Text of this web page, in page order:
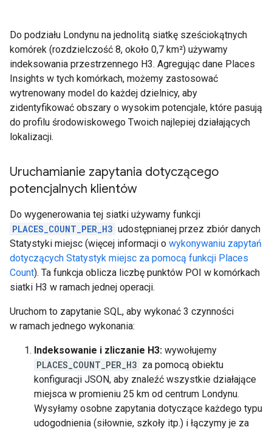
Do podziału Londynu na jednolitą siatkę sześciokątnych
komórek (rozdzielczość 8, około 0,7 km²) używamy
indeksowania przestrzennego H3. Agregując dane Places
Insights w tych komórkach, możemy zastosować
wytrenowany model do każdej dzielnicy, aby
zidentyfikować obszary o wysokim potencjale, które pasują
do profilu środowiskowego Twoich najlepiej działających
lokalizacji.
Uruchamianie zapytania dotyczącego
potencjalnych klientów
Do wygenerowania tej siatki używamy funkcji
PLACES_COUNT_PER_H3 udostępnianej przez zbiór danych
Statystyki miejsc (więcej informacji o wykonywaniu zapytań
dotyczących Statystyk miejsc za pomocą funkcji Places
Count). Ta funkcja oblicza liczbę punktów POI w komórkach
siatki H3 w ramach jednej operacji.
Uruchom to zapytanie SQL, aby wykonać 3 czynności
w ramach jednego wykonania:
Indeksowanie i zliczanie H3: wywołujemy
PLACES_COUNT_PER_H3 za pomocą obiektu
konfiguracji JSON, aby znaleźć wszystkie działające
miejsca w promieniu 25 km od centrum Londynu.
Wysyłamy osobne zapytania dotyczące każdego typu
udogodnienia (siłownie, szkoły itp.) i łączymy je za